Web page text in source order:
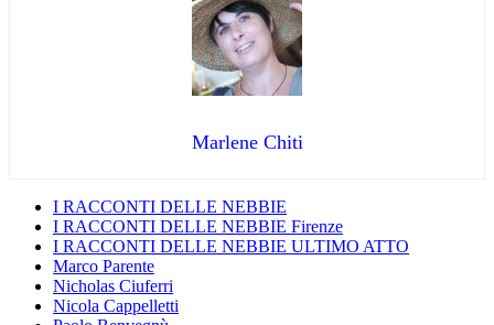
Marlene Chiti
I RACCONTI DELLE NEBBIE
I RACCONTI DELLE NEBBIE Firenze
I RACCONTI DELLE NEBBIE ULTIMO ATTO
Marco Parente
Nicholas Ciuferri
Nicola Cappelletti